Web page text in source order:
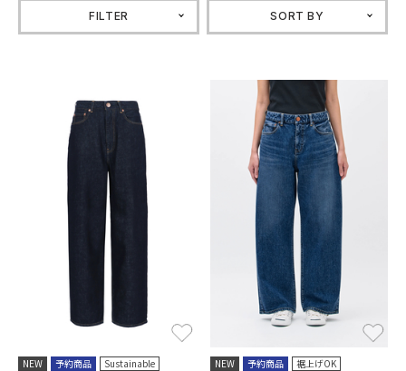
FILTER SORT BY
NEW 予約商品
Sustainable
NEW 予約商品 裾上げOK